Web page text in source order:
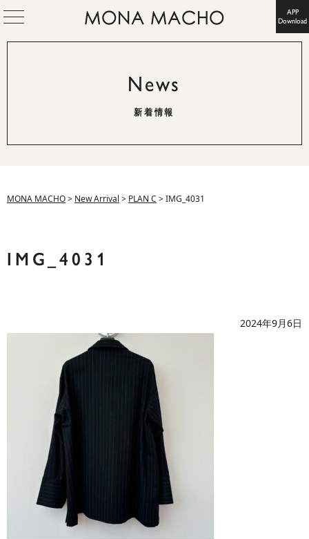
APP
Download
News
新着情報
MONA MACHO> New Arrival > PLAN C >IMG_4031
IMG_4031
2024年9月6日